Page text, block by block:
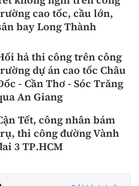
cao tốc, cầu lớn,
bay Long Thành
hả thi công trên công
dự án cao tốc Châu
- Cần Thơ - Sóc Trăng
An Giang
Tết, công nhân bám
thi công đường Vành
3 TP.HCM